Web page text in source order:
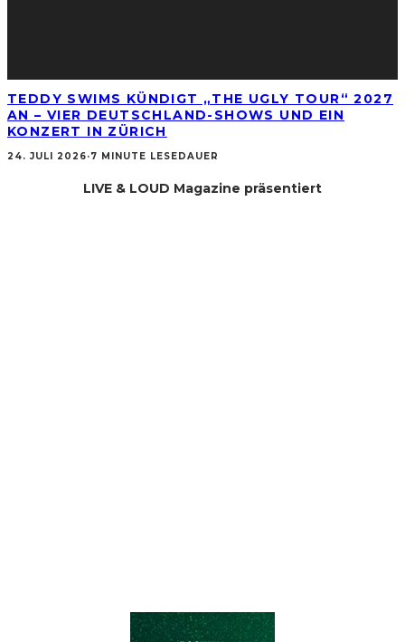
TEDDY SWIMS KÜNDIGT „THE UGLY TOUR“ 2027
AN – VIER DEUTSCHLAND-SHOWS UND EIN
KONZERT IN ZÜRICH
24. JULI 2026·7 MINUTE LESEDAUER
LIVE & LOUD Magazine präsentiert